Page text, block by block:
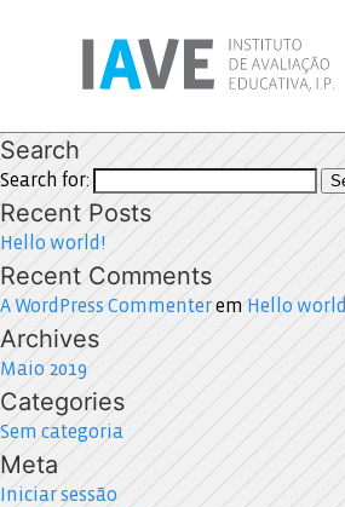
Search
Search for:
Recent Posts
Hello world!
Recent Comments
A WordPress Commenterem Hello
Archives
Maio 2019
Categories
Sem categoria
Meta
Iniciar sessão